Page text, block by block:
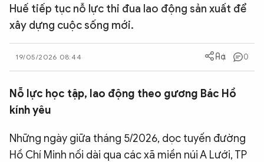
VĂN HÓA - THỂ THAO
ĐA PHƯƠNG TIỆN
Video
Huế tiếp tục nỗ lực thi đua lao động sản xuất để
xây dựng cuộc sống mới.
19/05/2026 08:44 0
Nỗ lực học tập, lao động theo gương Bác Hồ
kính yêu
Những ngày giữa tháng 5/2026, dọc tuyến đường
Hồ Chí Minh nối dài qua các xã miền núi A Lưới, TP